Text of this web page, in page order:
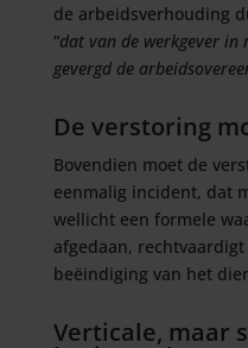
de arbeidsverhouding
“dat van de werkgever in
gevergd de
De verstoring
Bovendien moet de
eenmalig incident, dat
wellicht een formele
afgedaan,
beëindiging van het
Verticale, maar